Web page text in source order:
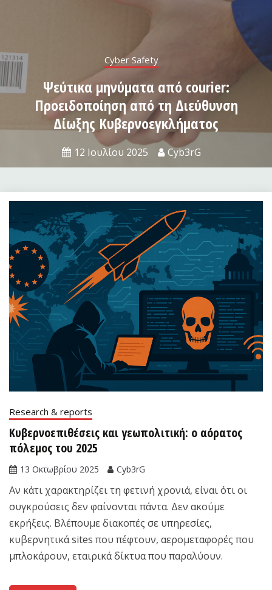
Τι ισχύει τελικά με τις κάμερες
ασφαλείας;
27 Ιουνίου 2025 Cyb3rG
Research & reports
Κυβερνοεπιθέσεις και γεωπολιτική: ο αόρατος
πόλεμος του 2025
13 Οκτωβρίου 2025 Cyb3rG
Αν κάτι χαρακτηρίζει τη φετινή χρονιά, είναι ότι οι
συγκρούσεις δεν φαίνονται πάντα. Δεν ακούμε
εκρήξεις. Βλέπουμε διακοπές σε υπηρεσίες,
κυβερνητικά sites που πέφτουν, αερομεταφορές που
μπλοκάρουν, εταιρικά δίκτυα που παραλύουν.